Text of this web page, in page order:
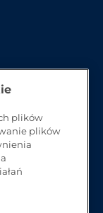
plików
plików